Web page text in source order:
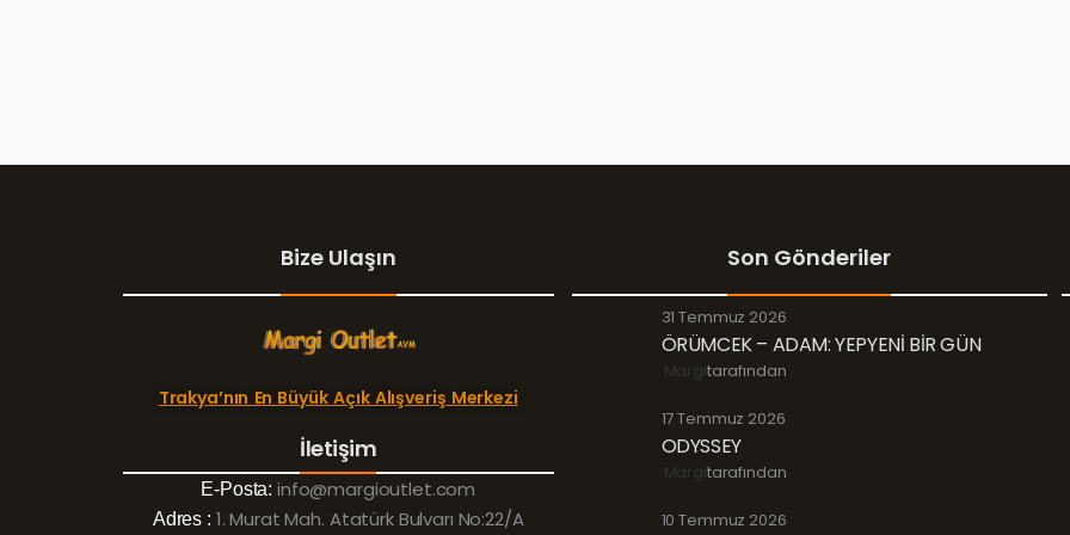
Bize Ulaşın
Trakya’nın En Büyük Açık Alışveriş Merkezi
İletişim
E-Posta: info@margioutlet.com
Adres : 1. Murat Mah. Atatürk Bulvarı No:22/A
Son Gönderiler
31 Temmuz 2026
ÖRÜMCEK – ADAM: YEPYENİ BİR GÜN
Margitarafından
17 Temmuz 2026
ODYSSEY
Margitarafından
10 Temmuz 2026